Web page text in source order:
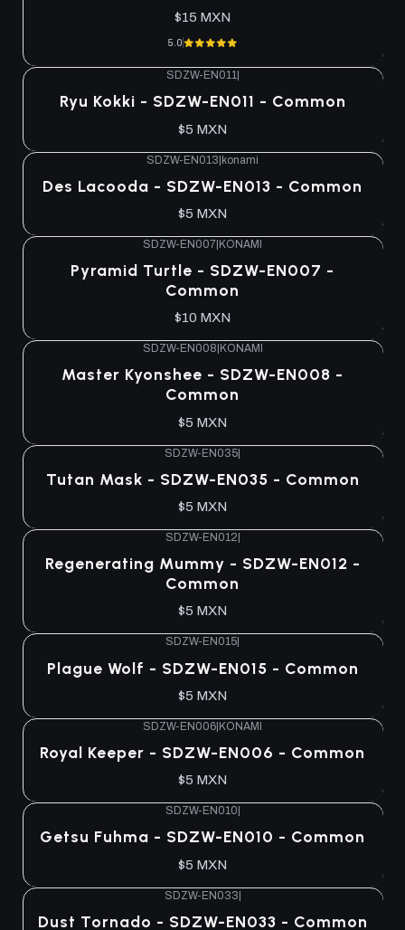
$15 MXN
5.0
SDZW-EN011|
Ryu Kokki - SDZW-EN011 - Common
$5 MXN
SDZW-EN013|konami
Des Lacooda - SDZW-EN013 - Common
$5 MXN
SDZW-EN007|KONAMI
Pyramid Turtle - SDZW-EN007 -
Common
$10 MXN
SDZW-EN008 KONAMI
Master Kyonshee - SDZW-EN008 -
Common
$5 MXN
SDZW-EN035|
Tutan Mask - SDZW-EN035 - Common
$5 MXN
SDZW-EN012
Regenerating Mummy - SDZW-EN012 -
Common
$5 MXN
SDZW-EN015
Plague Wolf - SDZW-EN015 - Common
$5 MXN
SDZW-EN006|KONAMI
Royal Keeper - SDZW-EN006 - Common
$5 MXN
SDZW-EN010
Getsu Fuhma - SDZW-EN010 - Common
$5 MXN
SDZW-EN033|
Dust Tornado - SDZW-EN033 - Common